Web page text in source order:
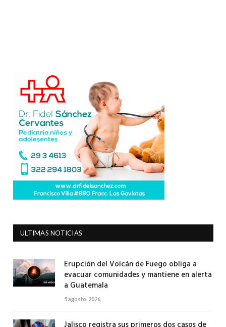
ULTIMAS NOTICIAS
Erupción del Volcán de Fuego obliga a
evacuar comunidades y mantiene en alerta
a Guatemala
5 agosto, 2026